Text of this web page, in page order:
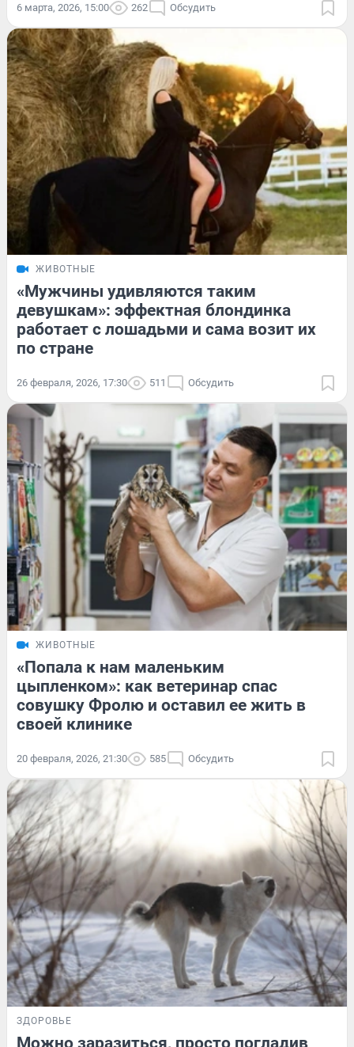
6 марта, 2026, 15:00 262 Обсудить
ЖИВОТНЫЕ
«Мужчины удивляются таким
девушкам»: эффектная блондинка
работает с лошадьми и сама возит их
по стране
26 февраля, 2026, 17:30 511 Обсудить
ЖИВОТНЫЕ
«Попала к нам маленьким
цыпленком»: как ветеринар спас
совушку Фролю и оставил ее жить в
своей клинике
20 февраля, 2026, 21:30 585 Обсудить
ЗДОРОВЬЕ
Можно заразиться, просто погладив